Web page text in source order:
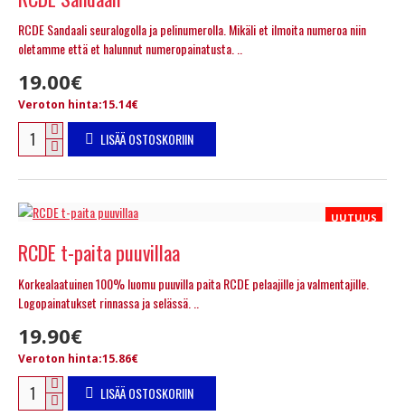
RCDE Sandaali seuralogolla ja pelinumerolla. Mikäli et ilmoita numeroa niin
oletamme että et halunnut numeropainatusta. ..
19.00€
Veroton hinta:15.14€
LISÄÄ OSTOSKORIIN
UUTUUS
RCDE t-paita puuvillaa
Korkealaatuinen 100% luomu puuvilla paita RCDE pelaajille ja valmentajille.
Logopainatukset rinnassa ja selässä. ..
19.90€
Veroton hinta:15.86€
LISÄÄ OSTOSKORIIN